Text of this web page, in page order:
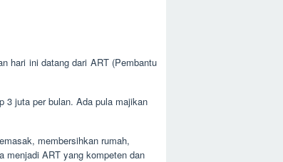
hari ini datang dari ART (Pembantu
3 juta per bulan. Ada pula majikan
membersihkan rumah,
menjadi ART yang kompeten dan